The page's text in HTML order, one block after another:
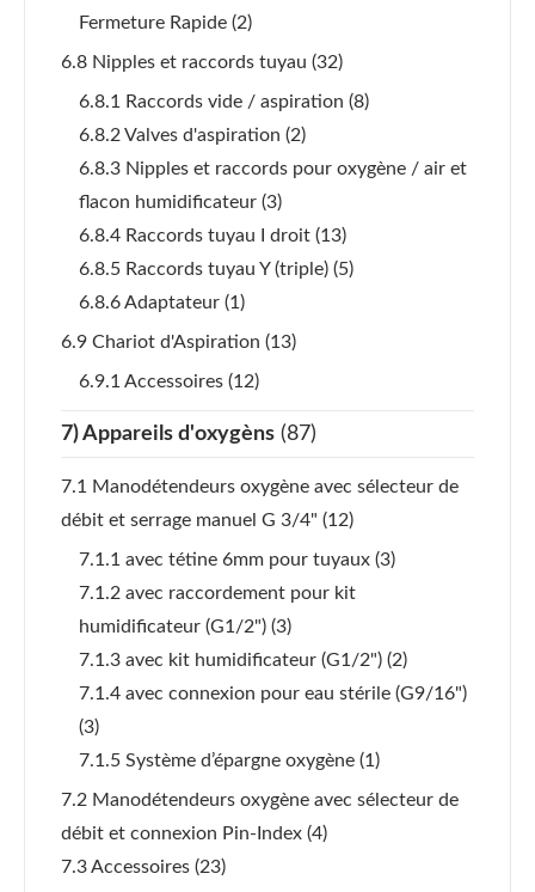
Fermeture Rapide (2)
6.8 Nipples et raccords tuyau (32)
6.8.1 Raccords vide / aspiration (8)
6.8.2 Valves d'aspiration (2)
6.8.3 Nipples et raccords pour oxygène / air et
flacon humidificateur (3)
6.8.4 Raccords tuyau I droit (13)
6.8.5 Raccords tuyau Y (triple) (5)
6.8.6 Adaptateur (1)
6.9 Chariot d'Aspiration (13)
6.9.1 Accessoires (12)
7) Appareils d'oxygèns (87)
7.1 Manodétendeurs oxygène avec sélecteur de
débit et serrage manuel G 3/4" (12)
7.1.1 avec tétine 6mm pour tuyaux (3)
7.1.2 avec raccordement pour kit
humidificateur (G1/2") (3)
7.1.3 avec kit humidificateur (G1/2") (2)
7.1.4 avec connexion pour eau stérile (G9/16")
(3)
7.1.5 Système d’épargne oxygène (1)
7.2 Manodétendeurs oxygène avec sélecteur de
débit et connexion Pin-Index (4)
7.3 Accessoires (23)